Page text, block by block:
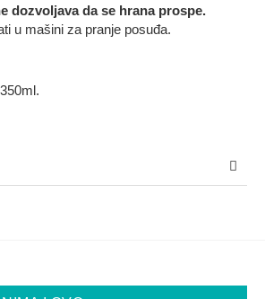
dozvoljava da se hrana prospe.
u mašini za pranje posuđa.